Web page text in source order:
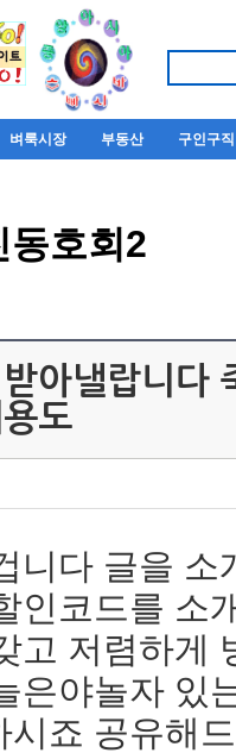
벼룩시장 부동산 구인구직
동호회2
아낼랍니다
도
니다 글을
인코드를 소
고 저렴하게
은야놀자 있
시죠 공유해